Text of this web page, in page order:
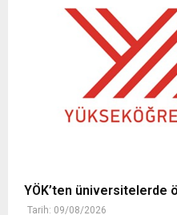
YÖK’ten üniversitelerde
Tarih: 09/08/2026